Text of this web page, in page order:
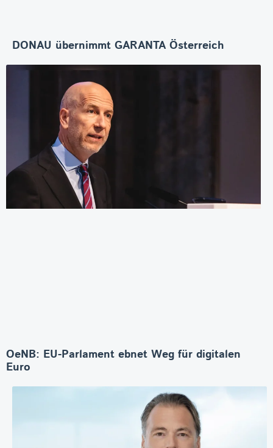
DONAU übernimmt GARANTA Österreich
OeNB: EU-Parlament ebnet Weg für digitalen
Euro